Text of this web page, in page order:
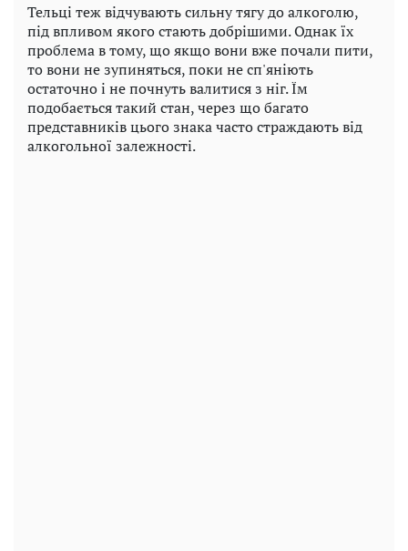
Тельці теж відчувають сильну тягу до алкоголю,
під впливом якого стають добрішими. Однак їх
проблема в тому, що якщо вони вже почали пити,
то вони не зупиняться, поки не сп'яніють
остаточно і не почнуть валитися з ніг. Їм
подобається такий стан, через що багато
представників цього знака часто страждають від
алкогольної залежності.